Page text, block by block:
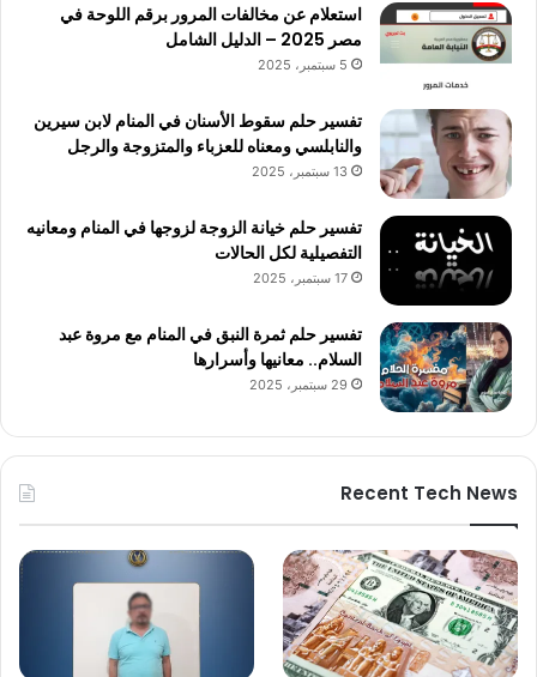
استعلام عن مخالفات المرور برقم اللوحة في
مصر 2025 – الدليل الشامل
5 سبتمبر، 2025
تفسير حلم سقوط الأسنان في المنام لابن سيرين
والنابلسي ومعناه للعزباء والمتزوجة والرجل
13 سبتمبر، 2025
تفسير حلم خيانة الزوجة لزوجها في المنام ومعانيه
التفصيلية لكل الحالات
17 سبتمبر، 2025
تفسير حلم ثمرة النبق في المنام مع مروة عبد
السلام.. معانيها وأسرارها
29 سبتمبر، 2025
Recent Tech News